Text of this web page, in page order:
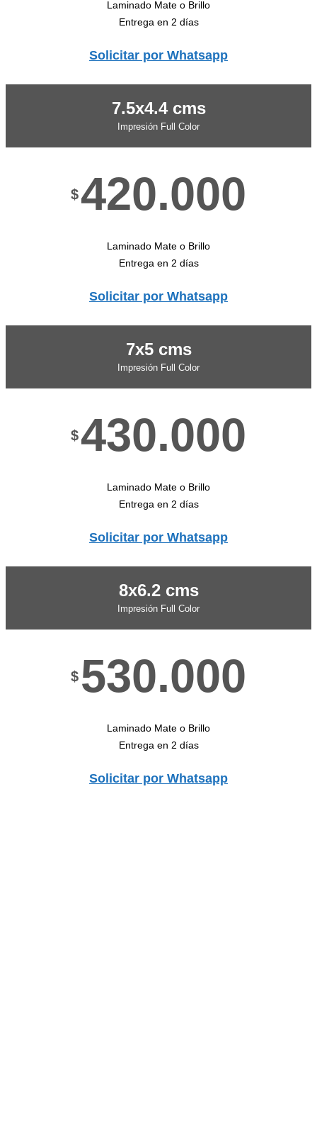
Laminado Mate o Brillo
Entrega en 2 días
Solicitar por Whatsapp
7.5x4.4 cms
Impresión Full Color
$420.000
Laminado Mate o Brillo
Entrega en 2 días
Solicitar por Whatsapp
7x5 cms
Impresión Full Color
$430.000
Laminado Mate o Brillo
Entrega en 2 días
Solicitar por Whatsapp
8x6.2 cms
Impresión Full Color
$ 530.000
Laminado Mate o Brillo
Entrega en 2 días
Solicitar por Whatsapp